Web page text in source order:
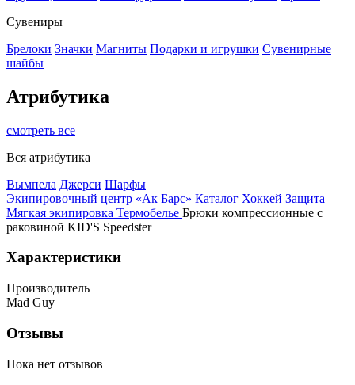
Сувениры
Брелоки Значки Магниты Подарки и игрушки Сувенирные
шайбы
Атрибутика
смотреть все
Вся атрибутика
Вымпела Джерси Шарфы
Экипировочный центр «Ак Барс» Каталог Хоккей Защита
Мягкая экипировка Термобелье Брюки компрессионные с
раковиной KID'S Speedster
Характеристики
Производитель
Mad Guy
Отзывы
Пока нет отзывов